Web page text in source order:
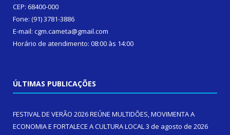
CEP: 68400-000
Fone: (91) 3781-3886
E-mail: cgm.cameta@gmail.com
Horário de atendimento: 08:00 às 14:00
ÚLTIMAS PUBLICAÇÕES
FESTIVAL DE VERÃO 2026 REÚNE MULTIDÕES, MOVIMENTA A
ECONOMIA E FORTALECE A CULTURA LOCAL3 de agosto de 2026